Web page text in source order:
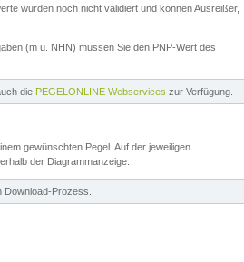
wurden noch nicht validiert und können Ausreißer,
(m ü. NHN) müssen Sie den PNP-Wert des
die PEGELONLINE Webservices zur Verfügung.
gewünschten Pegel. Auf der jeweiligen
der Diagrammanzeige.
Prozess.